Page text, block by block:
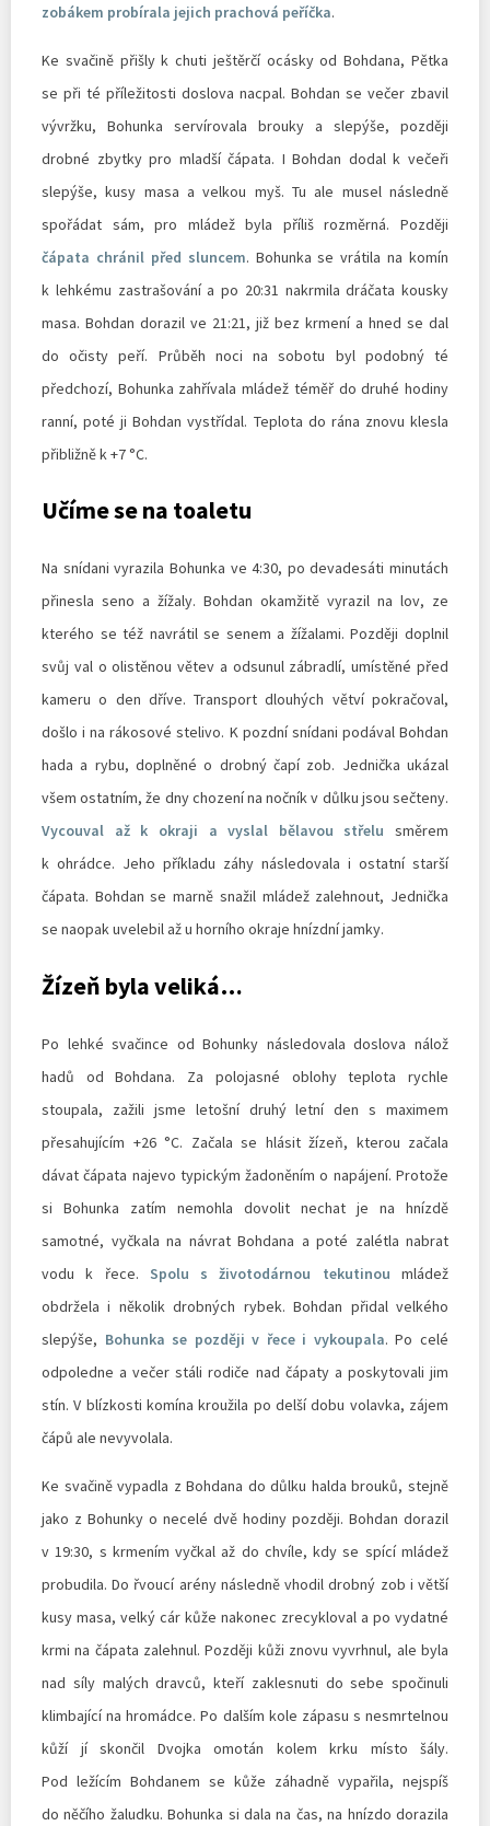
zobákem probírala jejich prachová peříčka.
Ke svačině přišly k chuti ještěrčí ocásky od Bohdana, Pětka
se při té příležitosti doslova nacpal. Bohdan se večer zbavil
vývržku, Bohunka servírovala brouky a slepýše, později
drobné zbytky pro mladší čápata. I Bohdan dodal k večeři
slepýše, kusy masa a velkou myš. Tu ale musel následně
spořádat sám, pro mládež byla příliš rozměrná. Později
čápata chránil před sluncem. Bohunka se vrátila na komín
k lehkému zastrašování a po 20:31 nakrmila dráčata kousky
masa. Bohdan dorazil ve 21:21, již bez krmení a hned se dal
do očisty peří. Průběh noci na sobotu byl podobný té
předchozí, Bohunka zahřívala mládež téměř do druhé hodiny
ranní, poté ji Bohdan vystřídal. Teplota do rána znovu klesla
přibližně k +7 °C.
Učíme se na toaletu
Na snídani vyrazila Bohunka ve 4:30, po devadesáti minutách
přinesla seno a žížaly. Bohdan okamžitě vyrazil na lov, ze
kterého se též navrátil se senem a žížalami. Později doplnil
svůj val o olistěnou větev a odsunul zábradlí, umístěné před
kameru o den dříve. Transport dlouhých větví pokračoval,
došlo i na rákosové stelivo. K pozdní snídani podával Bohdan
hada a rybu, doplněné o drobný čapí zob. Jednička ukázal
všem ostatním, že dny chození na nočník v důlku jsou sečteny.
Vycouval až k okraji a vyslal bělavou střelu směrem
k ohrádce. Jeho příkladu záhy následovala i ostatní starší
čápata. Bohdan se marně snažil mládež zalehnout, Jednička
se naopak uvelebil až u horního okraje hnízdní jamky.
Žízeň byla veliká…
Po lehké svačince od Bohunky následovala doslova nálož
hadů od Bohdana. Za polojasné oblohy teplota rychle
stoupala, zažili jsme letošní druhý letní den s maximem
přesahujícím +26 °C. Začala se hlásit žízeň, kterou začala
dávat čápata najevo typickým žadoněním o napájení. Protože
si Bohunka zatím nemohla dovolit nechat je na hnízdě
samotné, vyčkala na návrat Bohdana a poté zalétla nabrat
vodu k řece. Spolu s životodárnou tekutinou mládež
obdržela i několik drobných rybek. Bohdan přidal velkého
slepýše, Bohunka se později v řece i vykoupala. Po celé
odpoledne a večer stáli rodiče nad čápaty a poskytovali jim
stín. V blízkosti komína kroužila po delší dobu volavka, zájem
čápů ale nevyvolala.
Ke svačině vypadla z Bohdana do důlku halda brouků, stejně
jako z Bohunky o necelé dvě hodiny později. Bohdan dorazil
v 19:30, s krmením vyčkal až do chvíle, kdy se spící mládež
probudila. Do řvoucí arény následně vhodil drobný zob i větší
kusy masa, velký cár kůže nakonec zrecykloval a po vydatné
krmi na čápata zalehnul. Později kůži znovu vyvrhnul, ale byla
nad síly malých dravců, kteří zaklesnuti do sebe spočinuli
klimbající na hromádce. Po dalším kole zápasu s nesmrtelnou
kůží jí skončil Dvojka omotán kolem krku místo šály.
Pod ležícím Bohdanem se kůže záhadně vypařila, nejspíš
do něčího žaludku. Bohunka si dala na čas, na hnízdo dorazila